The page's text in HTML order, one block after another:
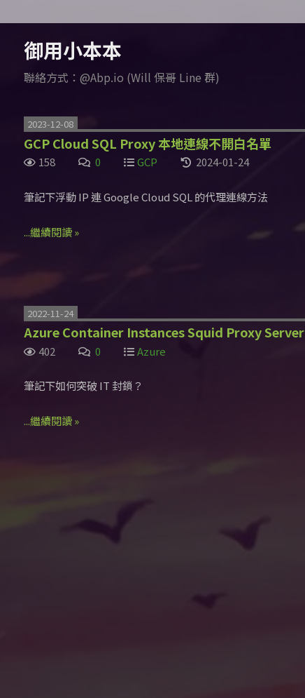
御用小本本
聯絡方式：@Abp.io (Will 保哥 Line 群)
2023-12-08
GCP Cloud SQL Proxy 本地連線不開白名單
158 0 GCP 2024-01-24
筆記下浮動 IP 連 Google Cloud SQL 的代理連線方法
...繼續閱讀 »
2022-11-24
Azure Container Instances Squid Proxy Server
402 0 Azure
筆記下如何突破 IT 封鎖？
...繼續閱讀 »